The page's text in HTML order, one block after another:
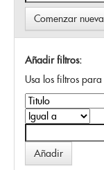
Comenzar
Añadir filtros:
Usa los filtros